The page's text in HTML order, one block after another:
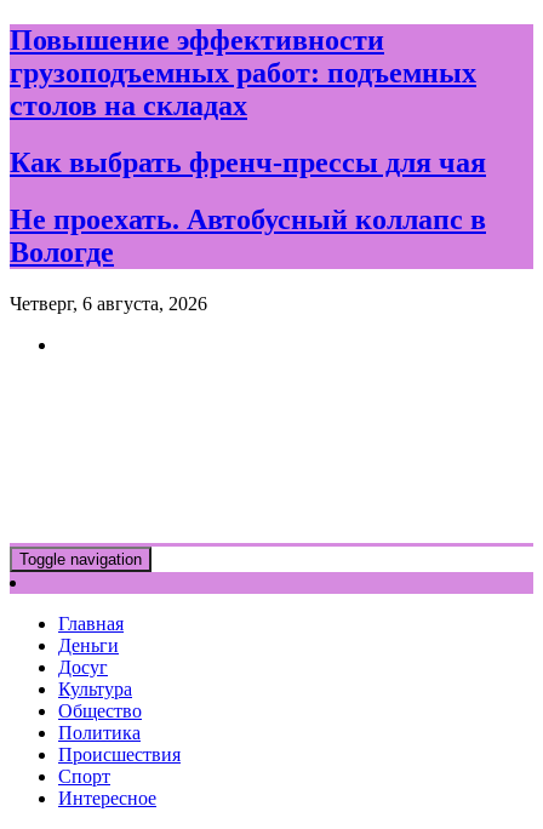
Skip
to
content
Повышение эффективности
грузоподъемных работ: подъемных
столов на складах
Как выбрать френч-прессы для чая
Не проехать. Автобусный коллапс в
Вологде
Четверг, 6 августа, 2026
Toggle navigation
Главная
Деньги
Досуг
Культура
Общество
Политика
Происшествия
Спорт
Интересное